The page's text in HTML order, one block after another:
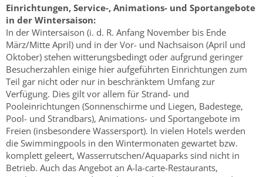
Einrichtungen, Service-, Animations- und Sportangebote
in der Wintersaison:
In der Wintersaison (i. d. R. Anfang November bis Ende
März/Mitte April) und in der Vor- und Nachsaison (April und
Oktober) stehen witterungsbedingt oder aufgrund geringer
Besucherzahlen einige hier aufgeführten Einrichtungen zum
Teil gar nicht oder nur in beschränktem Umfang zur
Verfügung. Dies gilt vor allem für Strand- und
Pooleinrichtungen (Sonnenschirme und Liegen, Badestege,
Pool- und Strandbars), Animations- und Sportangebote im
Freien (insbesondere Wassersport). In vielen Hotels werden
die Swimmingpools in den Wintermonaten gewartet bzw.
komplett geleert, Wasserrutschen/Aquaparks sind nicht in
Betrieb. Auch das Angebot an A-la-carte-Restaurants,